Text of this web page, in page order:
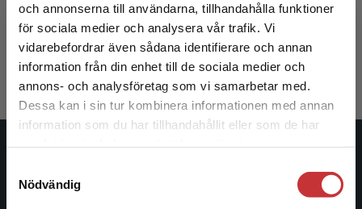
och annonserna till användarna, tillhandahålla funktioner
för sociala medier och analysera vår trafik. Vi
vidarebefordrar även sådana identifierare och annan
information från din enhet till de sociala medier och
annons- och analysföretag som vi samarbetar med.
Dessa kan i sin tur kombinera informationen med annan
information som du har tillhandahållit eller som de har
Nödvändig
Begränsad fraktregion
Det verkar som att du besöker
studentlitteratur.se via en enhet utanför Sverige.
Vi erbjuder inte leveranser utanför Sverige. För
att kunna slutföra ett köp måste
Deverell, Edward (red.) m.fl.
366 krinkl. moms
Exkl. moms: 345 kr
Studentlitteratur grundades 1963 och är idag Sveriges